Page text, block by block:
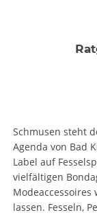
Schmusen steht
Agenda von Bad
Label auf
vielfältigen
lassen. Fesseln,